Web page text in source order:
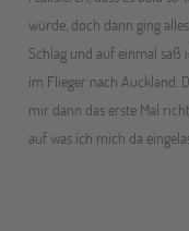
würde, doch dann ging
Schlag und auf einmal saß
im Flieger nach Auckland.
mir dann das erste Mal
auf was ich mich da